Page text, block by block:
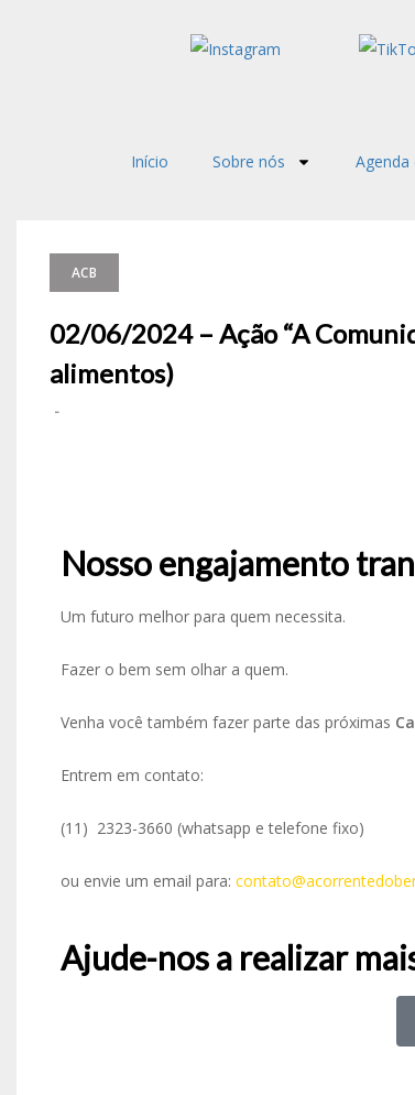
Início Sobre nós Agenda
ACB
02/06/2024 – Ação “A
alimentos)
-
Nosso engajamento
Um futuro melhor para quem necessita.
Fazer o bem sem olhar a quem.
Venha você também fazer parte das próximas
Entrem em contato:
(11) 2323-3660 (whatsapp e telefone fixo)
ou envie um email para:
Ajude-nos a realizar